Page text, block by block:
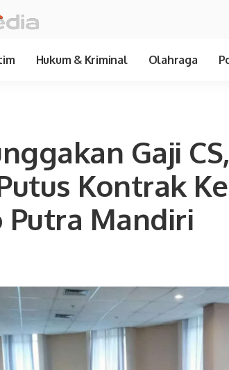
Hukum & Kriminal Olahraga
Gaji
Kontrak
Mandiri